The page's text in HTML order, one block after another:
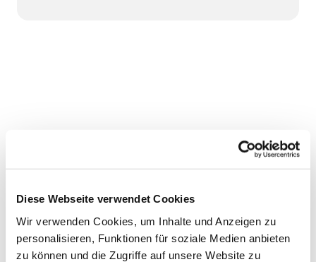
Diese Webseite verwendet Cookies
Wir verwenden Cookies, um Inhalte und Anzeigen zu
personalisieren, Funktionen für soziale Medien anbieten
zu können und die Zugriffe auf unsere Website zu